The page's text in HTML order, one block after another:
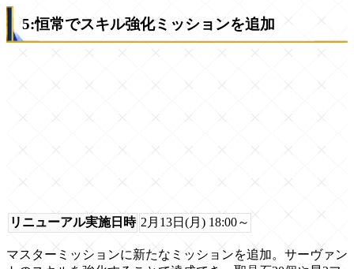
5:恒常でスキル強化ミッションを追加
リニューアル実施日時 2月13日(月) 18:00～
マスターミッションに新たなミッションを追加。サーヴァン